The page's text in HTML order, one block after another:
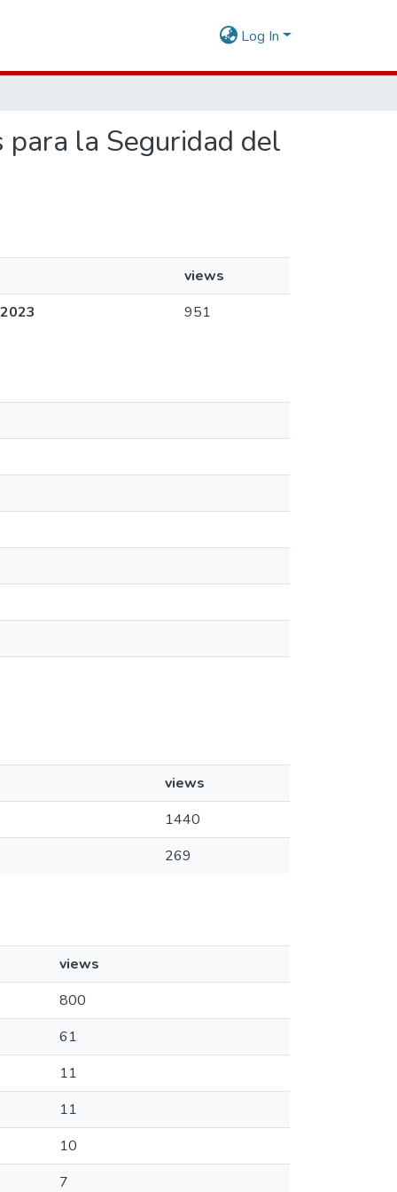
Log In
la Seguridad del
views
951
views
1440
269
views
800
61
11
11
10
7